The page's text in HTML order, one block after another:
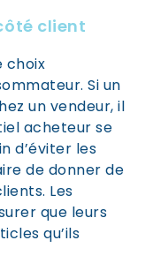
client
choix
Si un
un vendeur, il
acheteur se
d’éviter les
de donner de
Les
que leurs
qu’ils